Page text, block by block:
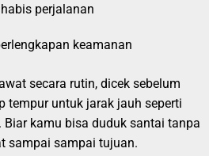
perjalanan
keamanan
secara rutin, dicek sebelum
tempur untuk jarak jauh seperti
Biar kamu bisa duduk santai tanpa
sampai sampai tujuan.